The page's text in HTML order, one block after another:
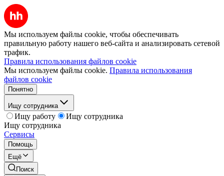
Мы используем файлы cookie, чтобы обеспечивать
правильную работу нашего веб-сайта и анализировать сетевой
трафик.
Правила использования файлов cookie
Мы используем файлы cookie. Правила использования
файлов cookie
Понятно
Ищу сотрудника
Ищу работу
Ищу сотрудника
Ищу сотрудника
Сервисы
Помощь
Ещё
Поиск